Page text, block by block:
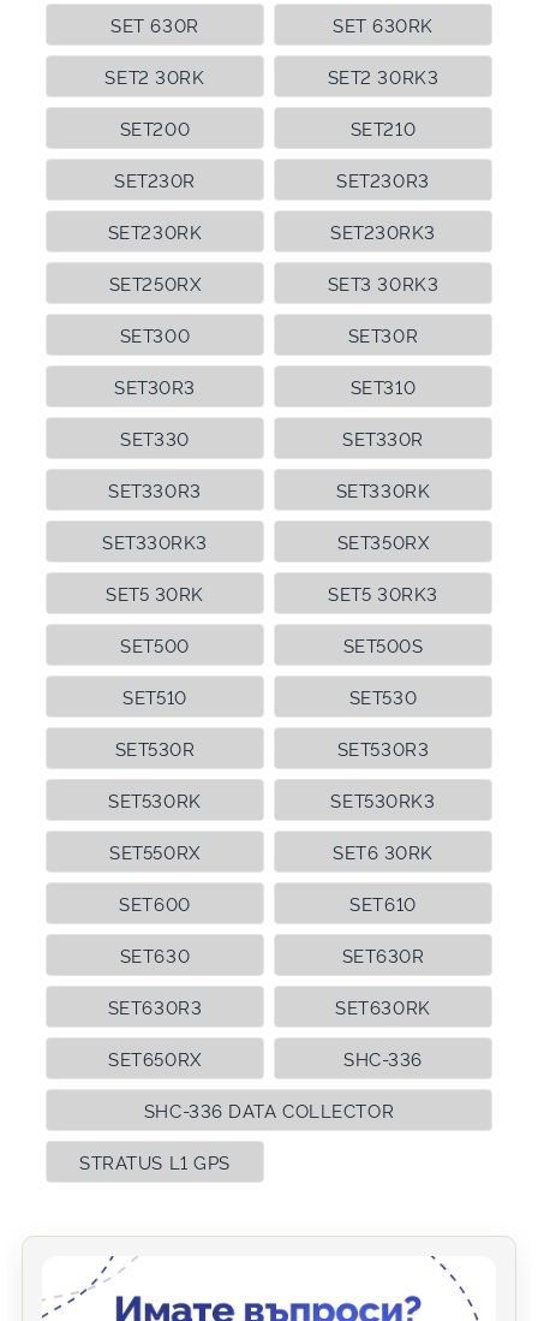
SET 630R SET 630RK
SET2 30RK SET2 30RK3
SET200 SET210
SET230R SET230R3
SET230RK SET230RK3
SET250RX SET3 30RK3
SET300 SET30R
SET30R3 SET310
SET330 SET330R
SET330R3 SET330RK
SET330RK3 SET350RX
SET5 30RK SET5 30RK3
SET500 SET500S
SET510 SET530
SET530R SET530R3
SET530RK SET530RK3
SET550RX SET6 30RK
SET600 SET610
SET630 SET630R
SET630R3 SET630RK
SET650RX SHC-336
SHC-336 DATA COLLECTOR
STRATUS L1 GPS